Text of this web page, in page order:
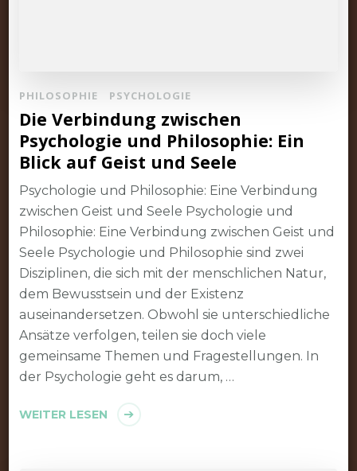
PHILOSOPHIE PSYCHOLOGIE
Die Verbindung zwischen
Psychologie und Philosophie: Ein
Blick auf Geist und Seele
Psychologie und Philosophie: Eine Verbindung
zwischen Geist und Seele Psychologie und
Philosophie: Eine Verbindung zwischen Geist und
Seele Psychologie und Philosophie sind zwei
Disziplinen, die sich mit der menschlichen Natur,
dem Bewusstsein und der Existenz
auseinandersetzen. Obwohl sie unterschiedliche
Ansätze verfolgen, teilen sie doch viele
gemeinsame Themen und Fragestellungen. In
der Psychologie geht es darum, …
WEITER LESEN